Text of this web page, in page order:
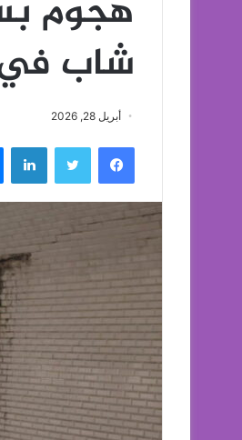
هجوم
شاب في
أبريل 28, 2026
فيسبوك تويتر